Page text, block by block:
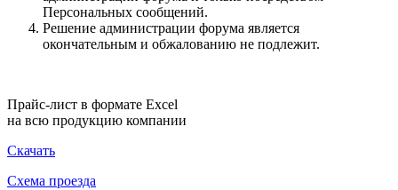
Персональных сообщений.
Решение администрации форума является
окончательным и обжалованию не подлежит.
Прайс-лист в формате Excel
на всю продукцию компании
Скачать
Схема проезда